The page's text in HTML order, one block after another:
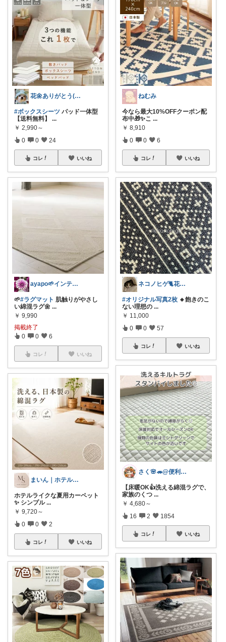
花🌼ありがとう(*･ω･)*_ _)ﾍ
#ボックスシーツ パッド一体型
【送料無料】
...
￥ 2,990～
0 0 24
コレ いいね
ayapo🌱インテリア&雑貨
🌱#ラグマット 肌触りがやさし
い綿混ラグ🌼 ...
￥ 9,990
掲載終了
0 0 6
コレ いいね
まいん｜ホテルライクな暮らし
ホテルライクな夏用カーペット
✨ シンプル ...
￥ 9,720～
0 0 2
コレ いいね
ねむみ
今なら最大10%OFFクーポン配
布中🎁✨こ ...
￥ 8,910
0 0 6
コレ いいね
ネコノヒゲ🐈花好きオタクの庭🪴
#オリジナル写真2枚 🔸飽きのこ
ない理想の ...
￥ 11,000
0 0 57
コレ いいね
さく🌸🦔@便利でかわいいを探す旅
【床暖OK👍️洗える綿混ラグで、
家族のくつ ...
￥ 4,680～
16 2 1854
コレ いいね